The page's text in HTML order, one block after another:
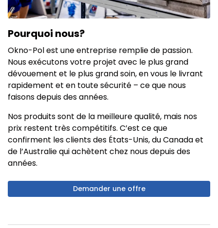
Pourquoi nous?
Okno-Pol est une entreprise remplie de passion.
Nous exécutons votre projet avec le plus grand
dévouement et le plus grand soin, en vous le livrant
rapidement et en toute sécurité – ce que nous
faisons depuis des années.
Nos produits sont de la meilleure qualité, mais nos
prix restent très compétitifs. C’est ce que
confirment les clients des États-Unis, du Canada et
de l’Australie qui achètent chez nous depuis des
années.
Demander une offre